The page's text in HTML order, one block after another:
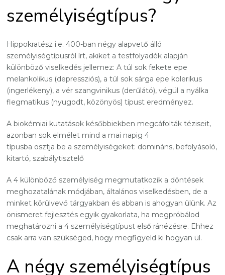
személyiségtípus?
Hippokratész i.e. 400-ban négy alapvető álló
személyiségtípusról írt, akiket a testfolyadék alapján
különböző viselkedés jellemez: A túl sok fekete epe
melankolikus (depressziós), a túl sok sárga epe kolerikus
(ingerlékeny), a vér szangvinikus (derűlátó), végül a nyálka
flegmatikus (nyugodt, közönyös) típust eredményez.
A biokémiai kutatások későbbiekben megcáfolták téziseit,
azonban sok elmélet mind a mai napig 4
típusba osztja be a személyiségeket: domináns, befolyásoló,
kitartó, szabálytisztelő
A 4 különböző személyiség megmutatkozik a döntések
meghozatalának módjában, általános viselkedésben, de a
minket körülvevő tárgyakban és abban is ahogyan ülünk. Az
önismeret fejlesztés egyik gyakorlata, ha megpróbálod
meghatározni a 4 személyiségtípust első ránézésre. Ehhez
csak arra van szükséged, hogy megfigyeld ki hogyan ül.
A négy személyiségtípus